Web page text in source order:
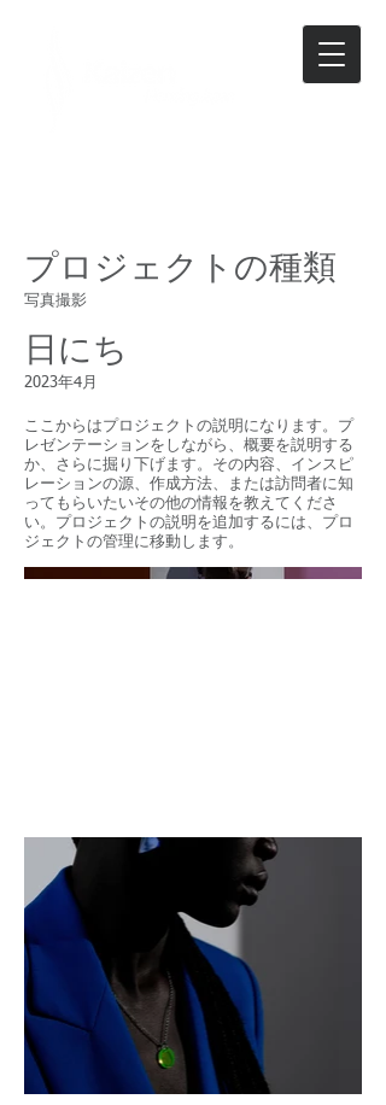
プロジェクトの種類
写真撮影
日にち
2023年4月
ここからはプロジェクトの説明になります。プ
レゼンテーションをしながら、概要を説明する
か、さらに掘り下げます。その内容、インスピ
レーションの源、作成方法、または訪問者に知
ってもらいたいその他の情報を教えてくださ
い。プロジェクトの説明を追加するには、プロ
ジェクトの管理に移動します。